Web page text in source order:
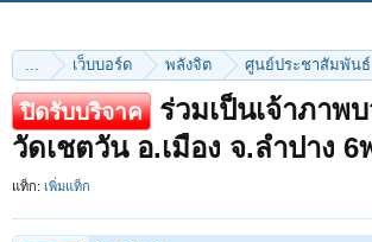
... เว็บบอร์ด พลังจิต ศูนย์ประชาสัมพันธ์
ปิดรับบริจาค
ร่วมเป็นเจ้าภาพ
วัดเชตวัน อ.เมือง จ.ลำปาง 6
แท็ก: เพิ่มแท็ก